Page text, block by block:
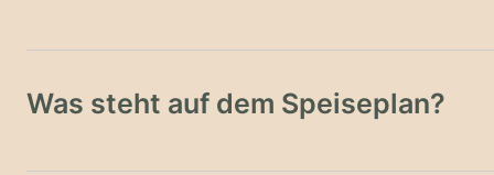
Was steht auf dem Speiseplan?